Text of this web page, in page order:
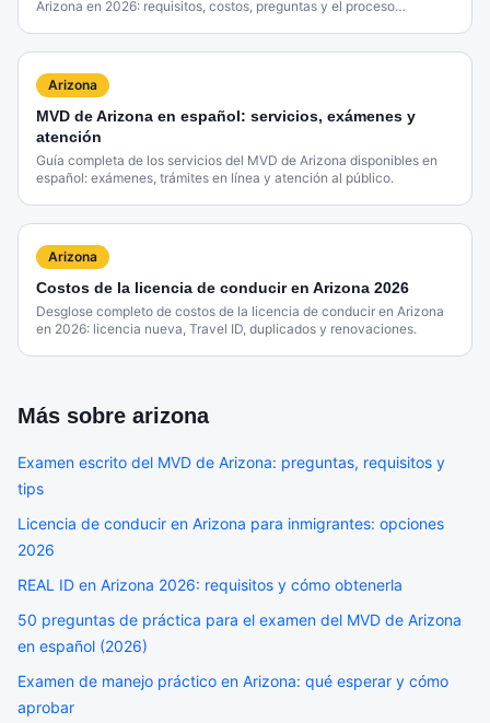
Arizona en 2026: requisitos, costos, preguntas y el proceso
Arizona
MVD de Arizona en español: servicios, exámenes y
atención
Guía completa de los servicios del MVD de Arizona disponibles en
español: exámenes, trámites en línea y atención al público.
Arizona
Costos de la licencia de conducir en Arizona 2026
Desglose completo de costos de la licencia de conducir en Arizona
en 2026: licencia nueva, Travel ID, duplicados y renovaciones.
Más sobre arizona
Examen escrito del MVD de Arizona: preguntas, requisitos y
tips
Licencia de conducir en Arizona para inmigrantes: opciones
2026
REAL ID en Arizona 2026: requisitos y cómo obtenerla
50 preguntas de práctica para el examen del MVD de Arizona
en español (2026)
Examen de manejo práctico en Arizona: qué esperar y cómo
aprobar